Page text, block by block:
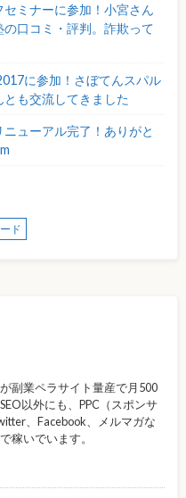
ミナーに参加！小宮さん
口コミ・評判。詐欺って
に参加！さぼてんスパル
とも交流してきました
ューアル完了！ありがと
ド
副業ペラサイト量産で月500
以外にも、PPC（スポンサ
、Facebook、メルマガな
稼いでいます。